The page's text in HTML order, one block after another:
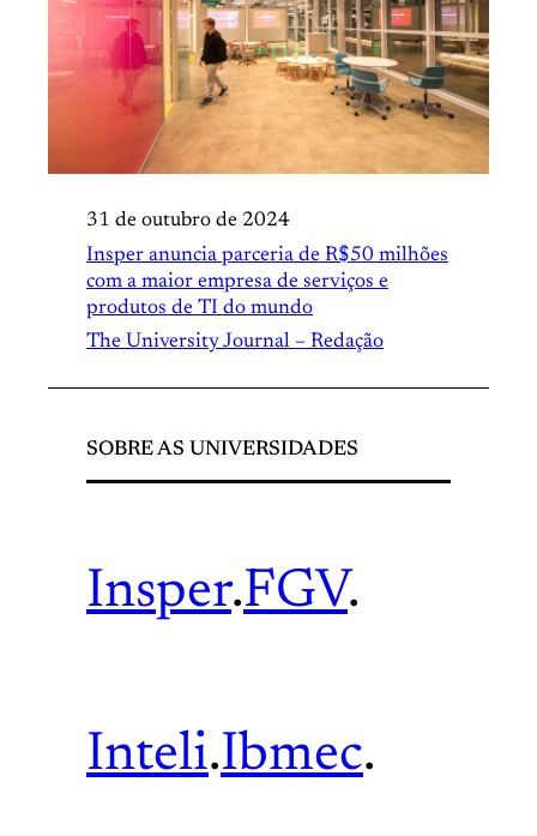
31 de outubro de 2024
Insper anuncia parceria de R$50 milhões
com a maior empresa de serviços e
produtos de TI do mundo
The University Journal – Redação
SOBRE AS UNIVERSIDADES
Insper.FGV.
Inteli.Ibmec.